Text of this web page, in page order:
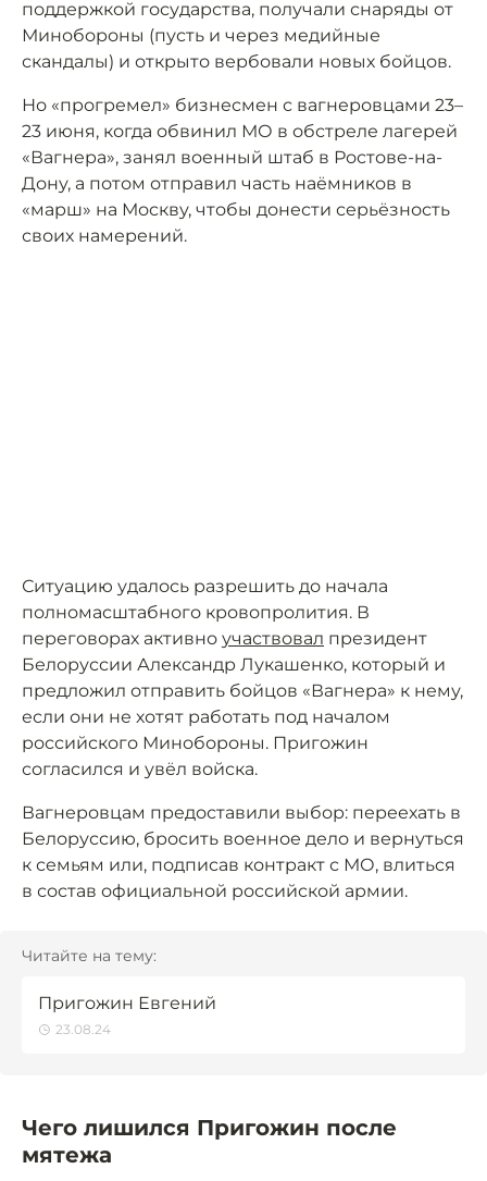
поддержкой государства, получали снаряды от
Минобороны (пусть и через медийные
скандалы) и открыто вербовали новых бойцов.
Но «прогремел» бизнесмен с вагнеровцами 23–
23 июня, когда обвинил МО в обстреле лагерей
«Вагнера», занял военный штаб в Ростове-на-
Дону, а потом отправил часть наёмников в
«марш» на Москву, чтобы донести серьёзность
своих намерений.
Ситуацию удалось разрешить до начала
полномасштабного кровопролития. В
переговорах активно участвовал президент
Белоруссии Александр Лукашенко, который и
предложил отправить бойцов «Вагнера» к нему,
если они не хотят работать под началом
российского Минобороны. Пригожин
согласился и увёл войска.
Вагнеровцам предоставили выбор: переехать в
Белоруссию, бросить военное дело и вернуться
к семьям или, подписав контракт с МО, влиться
в состав официальной российской армии.
Читайте на тему:
Пригожин Евгений
23.08.24
Чего лишился Пригожин после
мятежа